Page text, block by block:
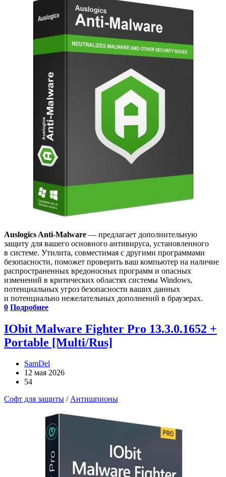
Auslogics Anti-Malware — предлагает дополнительную
защиту для вашего основного антивируса, установленного
в системе. Утилита, совместимая с другими программами
безопасности, поможет проверить ваш компьютер на наличие
распространенных вредоносных программ и опасных
изменений в критических областях системы Windows,
потенциальных угроз безопасности ваших данных
и потенциально нежелательных дополнений в браузерах.
0 Подробнее
IObit Malware Fighter Pro 13.3.0.1652 +
Portable [Multi/Rus]
SamDel
12 мая 2026
54
Софт для защиты /Антишпионы